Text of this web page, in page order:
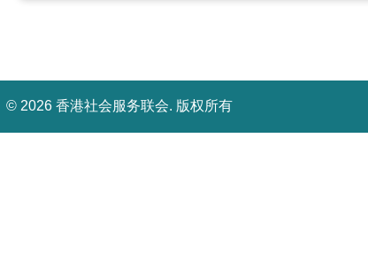
© 2026 香港社会服务联会. 版权所有